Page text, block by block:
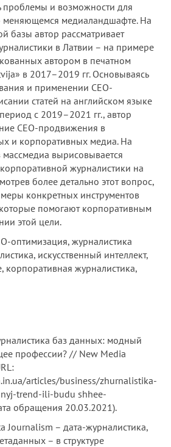
и возможности для
меняющемся медиаландшафте. На
базы автор рассматривает
в Латвии – на примере
автором в печатном
в 2017–2019 гг. Основываясь
и применении СЕО-
статей на английском языке
с 2019–2021 гг., автор
СЕО-продвижения в
и корпоративных медиа. На
вырисовывается
журналистики на
более детально этот вопрос,
конкретных инструментов
помогают корпоративным
этой цели.
оптимизация, журналистика
искусственный интеллект,
журналистика,
баз данных: модный
профессии? // New Media
articles/business/zhurnalistika-
trend-ili-budu shhee-
обращения 20.03.2021).
Journalism – дата-журналистика,
– в структуре